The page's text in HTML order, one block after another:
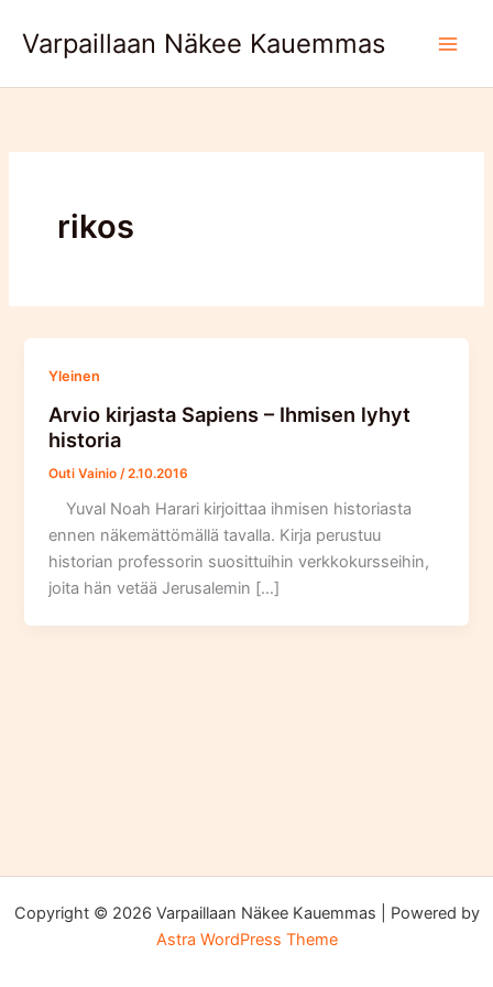
Varpaillaan Näkee Kauemmas
rikos
Yleinen
Arvio kirjasta Sapiens – Ihmisen lyhyt
historia
Outi Vainio /2.10.2016
Yuval Noah Harari kirjoittaa ihmisen historiasta
ennen näkemättömällä tavalla. Kirja perustuu
historian professorin suosittuihin verkkokursseihin,
joita hän vetää Jerusalemin […]
Copyright © 2026 Varpaillaan Näkee Kauemmas | Powered by
Astra WordPress Theme